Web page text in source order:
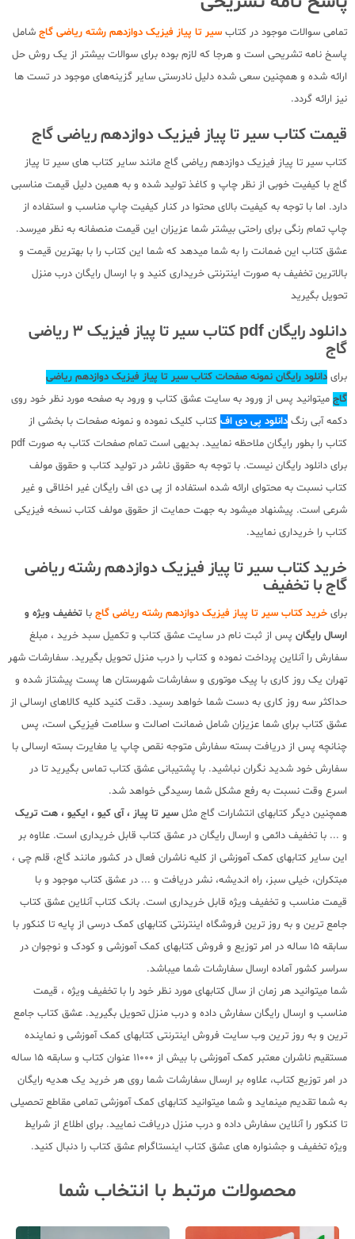
تمامی سوالات موجود در کتاب سیر تا پیاز فیزیک دوازدهم رشته ریاضی گاج شامل
پاسخ نامه تشریحی است و هرجا که لازم بوده برای سوالات بیشتر از یک روش حل
ارائه شده و همچنین سعی شده دلیل نادرستی سایر گزینه‌های موجود در تست ها
نیز ارائه گردد.
قیمت کتاب سیر تا پیاز فیزیک دوازدهم ریاضی گاج
کتاب سیر تا پیاز فیزیک دوازدهم ریاضی گاج مانند سایر کتاب های سیر تا پیاز
گاج با کیفیت خوبی از نظر چاپ و کاغذ تولید شده و به همین دلیل قیمت مناسبی
دارد. اما با توجه به کیفیت بالای محتوا در کنار کیفیت چاپ مناسب و استفاده از
چاپ تمام رنگی برای راحتی بیشتر شما عزیزان این قیمت منصفانه به نظر میرسد.
عشق کتاب این ضمانت را به شما میدهد که شما این کتاب را با بهترین قیمت و
بالاترین تخفیف به صورت اینترنتی خریداری کنید و با ارسال رایگان درب منزل
تحویل بگیرید
دانلود رایگان pdf کتاب سیر تا پیاز فیزیک 3 ریاضی
گاج
برای دانلود رایگان نمونه صفحات کتاب سیر تا پیاز فیزیک دوازدهم ریاضی
گاج میتوانید پس از ورود به سایت عشق کتاب و ورود به صفحه مورد نظر خود روی
دکمه آبی رنگ دانلود پی دی اف کتاب کلیک نموده و نمونه صفحات با بخشی از
کتاب را بطور رایگان ملاحظه نمایید. بدیهی است تمام صفحات کتاب به صورت pdf
برای دانلود رایگان نیست. با توجه به حقوق ناشر در تولید کتاب و حقوق مولف
کتاب نسبت به محتوای ارائه شده استفاده از پی دی اف رایگان غیر اخلاقی و غیر
شرعی است. پیشنهاد میشود به جهت حمایت از حقوق مولف کتاب نسخه فیزیکی
کتاب را خریداری نمایید.
خرید کتاب سیر تا پیاز فیزیک دوازدهم رشته ریاضی
گاج با تخفیف
برای خرید کتاب سیر تا پیاز فیزیک دوازدهم رشته ریاضی گاج با تخفیف ویژه و
ارسال رایگان پس از ثبت نام در سایت عشق کتاب و تکمیل سبد خرید ، مبلغ
سفارش را آنلاین پرداخت نموده و کتاب را درب منزل تحویل بگیرید. سفارشات شهر
تهران یک روز کاری با پیک موتوری و سفارشات شهرستان ها پست پیشتاز شده و
حداکثر سه روز کاری به دست شما خواهد رسید. دقت کنید کلیه کالاهای ارسالی از
عشق کتاب برای شما عزیزان شامل ضمانت اصالت و سلامت فیزیکی است، پس
چنانچه پس از دریافت بسته سفارش متوجه نقص چاپ یا مغایرت بسته ارسالی با
سفارش خود شدید نگران نباشید. با پشتیبانی عشق کتاب تماس بگیرید تا در
اسرع وقت نسبت به رفع مشکل شما رسیدگی خواهد شد.
همچنین دیگر کتابهای انتشارات گاج مثل سیر تا پیاز ، آی کیو ، ایکیو ، هت تریک
و ... با تخفیف دائمی و ارسال رایگان در عشق کتاب قابل خریداری است. علاوه بر
این سایر کتابهای کمک آموزشی از کلیه ناشران فعال در کشور مانند گاج، قلم چی ،
مبتکران، خیلی سبز، راه اندیشه، نشر دریافت و ... در عشق کتاب موجود و با
قیمت مناسب و تخفیف ویژه قابل خریداری است. بانک کتاب آنلاین عشق کتاب
جامع ترین و به روز ترین فروشگاه اینترنتی کتابهای کمک درسی از پایه تا کنکور با
سابقه 15 ساله در امر توزیع و فروش کتابهای کمک آموزشی و کودک و نوجوان در
سراسر کشور آماده ارسال سفارشات شما میباشد.
شما میتوانید هر زمان از سال کتابهای مورد نظر خود را با تخفیف ویژه ، قیمت
مناسب و ارسال رایگان سفارش داده و درب منزل تحویل بگیرید. عشق کتاب جامع
ترین و به روز ترین وب سایت فروش اینترنتی کتابهای کمک آموزشی و نماینده
مستقیم ناشران معتبر کمک آموزشی با بیش از 11000 عنوان کتاب و سابقه 15 ساله
در امر توزیع کتاب، علاوه بر ارسال سفارشات شما روی هر خرید یک هدیه رایگان
به شما تقدیم مینماید و شما میتوانید کتابهای کمک آموزشی تمامی مقاطع تحصیلی
تا کنکور را آنلاین سفارش داده و درب منزل دریافت نمایید. برای اطلاع از شرایط
ویژه تخفیف و جشنواره های عشق کتاب اینستاگرام عشق کتاب را دنبال کنید.
محصولات مرتبط با انتخاب شما